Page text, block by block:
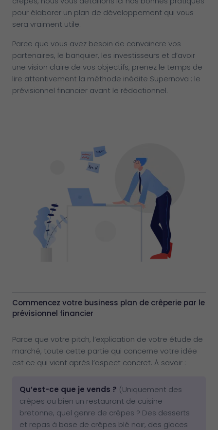
pour élaborer un plan de développement qui vous
sera vraiment utile.
Parce que vous avez besoin de convaincre vos
partenaires, le banquier, les investisseurs et d’avoir
une vision claire de vos objectifs, prenez le temps de
lire attentivement la méthode inédite Supernova : le
prévisionnel financier avant le rédactionnel.
Commencez votre business plan de crêperie par le
prévisionnel financier
Parce que votre pitch, l’explication de votre étude de
marché, toute cette partie qui concerne votre idée
est ce qui vient après l’aspect concret. À savoir :
Qu’est-ce que je vends ? (Uniquement des
crêpes ou bien un restaurant de cuisine
bretonne, quel genre de crêpes ? Des desserts
et repas à base de crêpes blé noir, des glaces